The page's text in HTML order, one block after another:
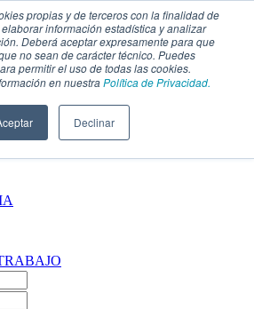
propias y de terceros con la finalidad de
información estadística y analizar
Deberá aceptar expresamente para que
no sean de carácter técnico. Puedes
permitir el uso de todas las cookies.
en nuestraPolítica de Privacidad.
Declinar